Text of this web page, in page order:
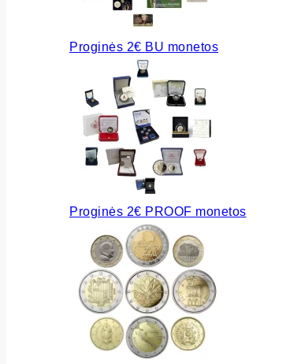
Proginės 2€ BU monetos
Proginės 2€ PROOF monetos